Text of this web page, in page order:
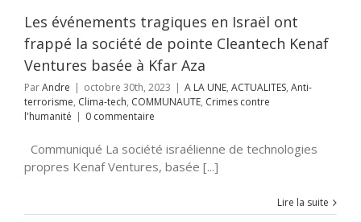
Crimes
l'humanité
Les événements tragiques en Israël ont
frappé la société de pointe Cleantech Kenaf
Ventures basée à Kfar Aza
ParAndre | octobre 30th, 2023 | A LA UNE, ACTUALITES, Anti-
terrorisme, Clima-tech, COMMUNAUTE, Crimes contre
l'humanité | 0 commentaire
Communiqué La société israélienne de technologies
propres Kenaf Ventures, basée [...]
Lire la suite